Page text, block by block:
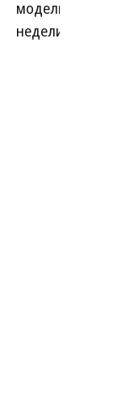
Лучшие
недели